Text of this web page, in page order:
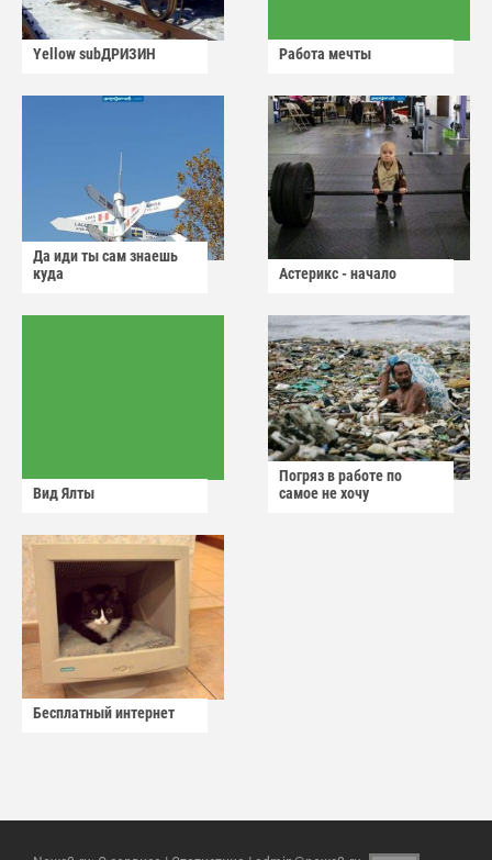
Yellow subДРИЗИН Работа мечты
Да иди ты сам знаешь
куда
Астерикс - начало
Вид Ялты
Погряз в работе по
самое не хочу
Бесплатный интернет